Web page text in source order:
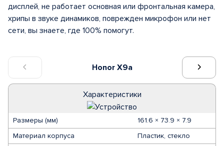
Honor X9a
Характеристики
Размеры (мм)
161.6 × 73.9 × 7.9
Материал корпуса
Пластик, стекло
дисплей, не работает основная или фронтальная камера,
хрипы в звуке динамиков, поврежден микрофон или нет
сети, вы знаете, где 100% помогут.